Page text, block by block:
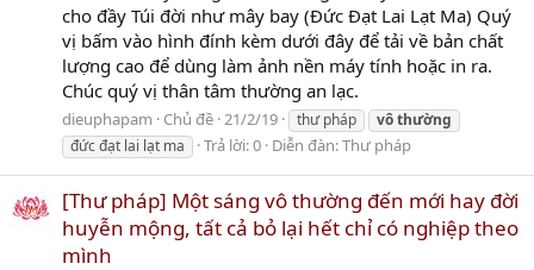
cho đầy Túi đời như mây bay (Đức Đạt Lai Lạt Ma) Quý
vị bấm vào hình đính kèm dưới đây để tải về bản chất
lượng cao để dùng làm ảnh nền máy tính hoặc in ra.
Chúc quý vị thân tâm thường an lạc.
dieuphapam Chủ đề 21/2/19 thư pháp vôthường
đức đạt lai lạt ma
Trả lời: 0 Diễn đàn:Thư pháp
[Thư pháp] Một sáng vô thường đến mới hay đời
huyễn mộng, tất cả bỏ lại hết chỉ có nghiệp theo
mình